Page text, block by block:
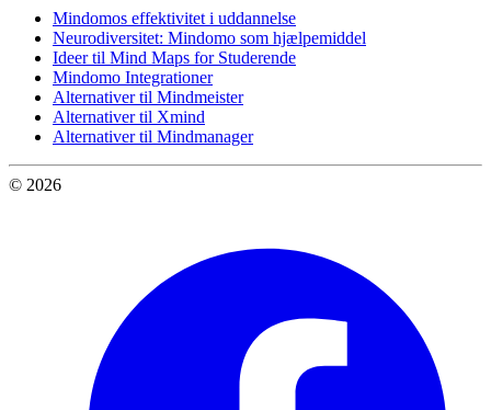
Mindomos effektivitet i uddannelse
Neurodiversitet: Mindomo som hjælpemiddel
Ideer til Mind Maps for Studerende
Mindomo Integrationer
Alternativer til Mindmeister
Alternativer til Xmind
Alternativer til Mindmanager
© 2026